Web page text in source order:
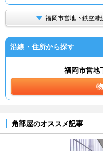
福岡市営地下鉄空港
沿線・住所から探す
福岡市営地
角部屋のオススメ記事